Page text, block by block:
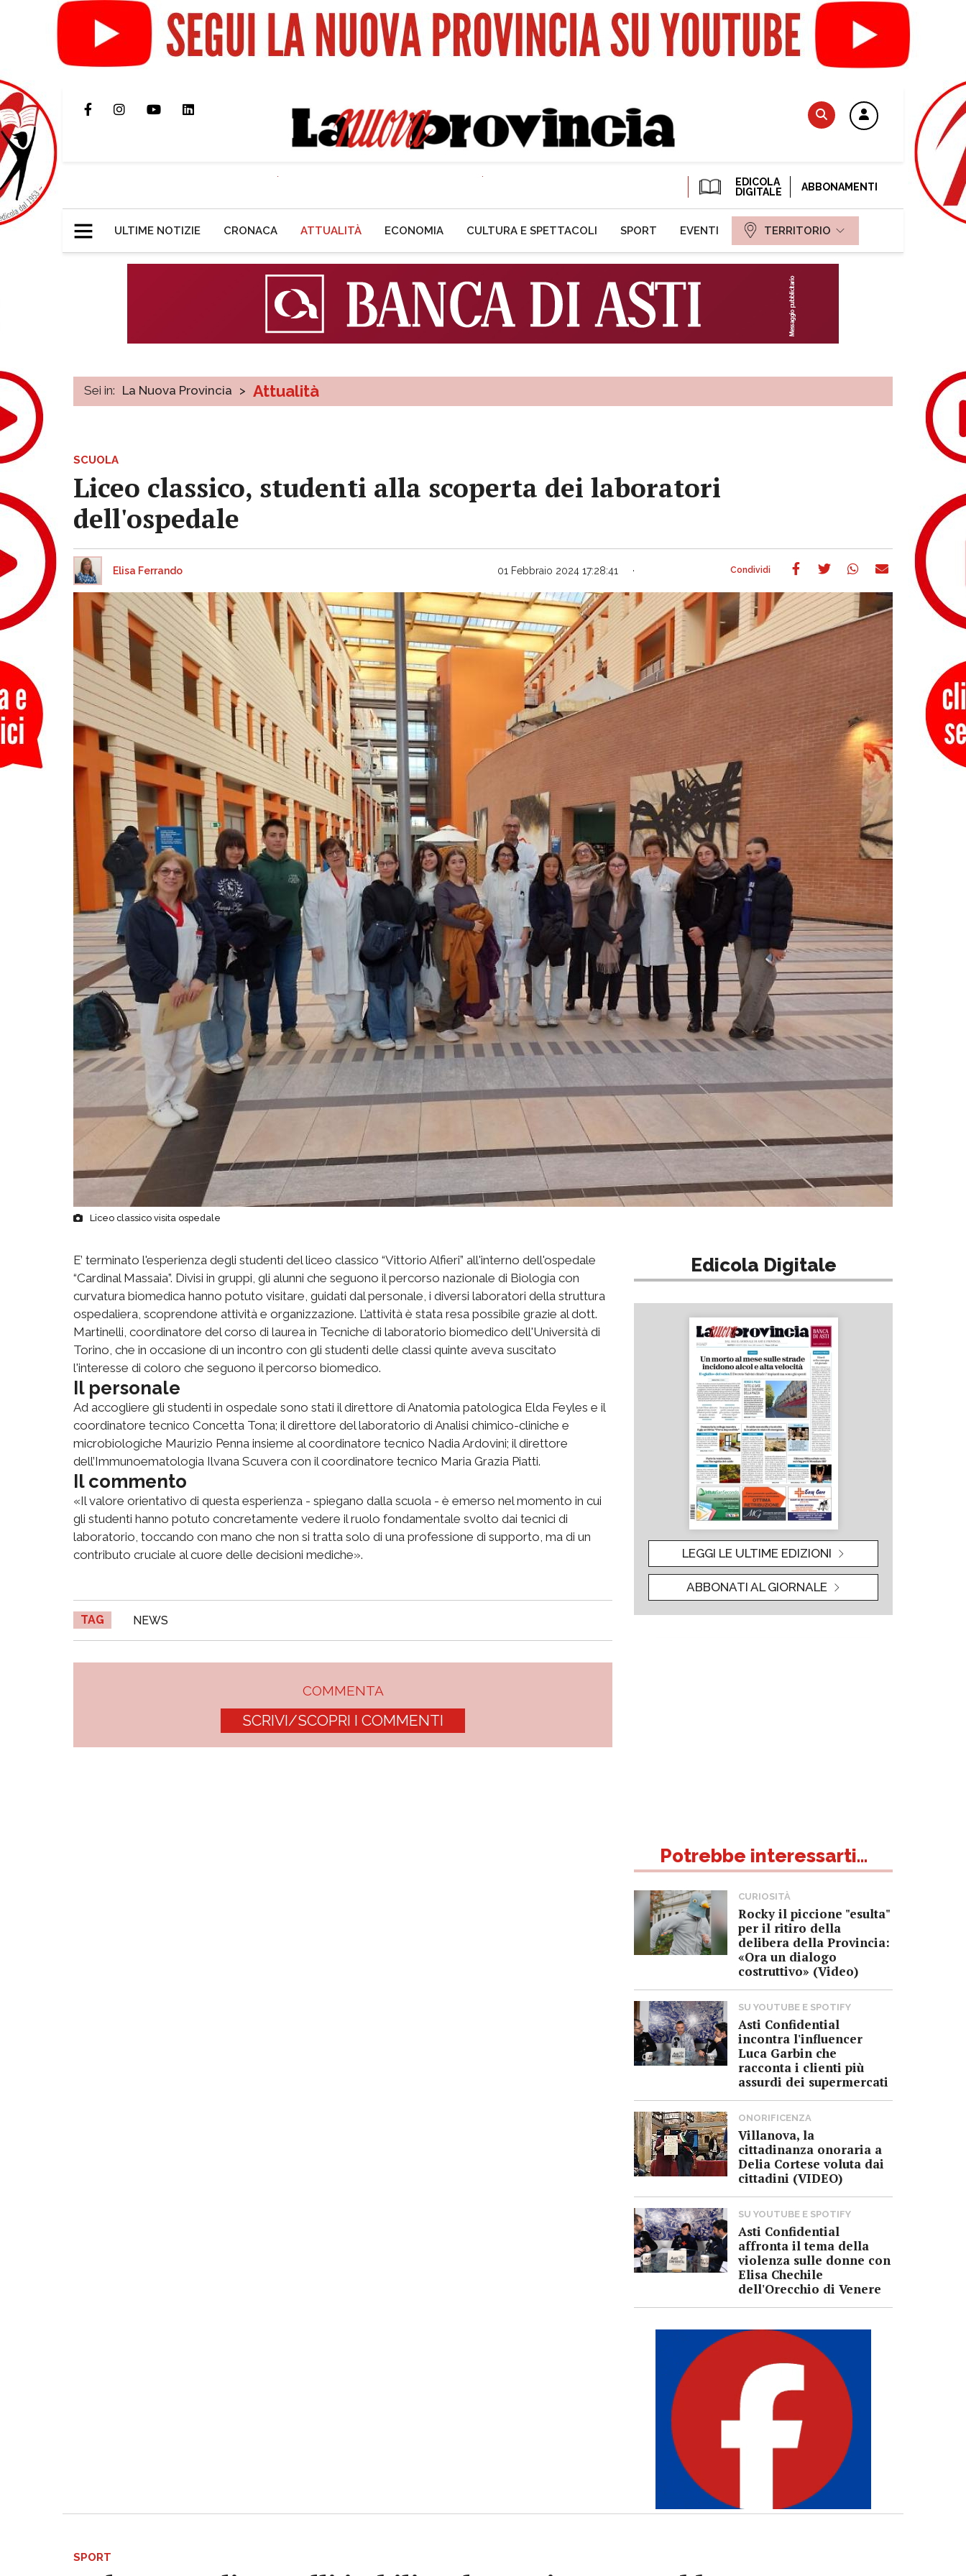
EDICOLA
DIGITALE
ABBONAMENTI
ULTIME NOTIZIE CRONACA ATTUALITÀ ECONOMIA CULTURA E SPETTACOLI SPORT EVENTI TERRITORIO
Sei in: La Nuova Provincia > Attualità
SCUOLA
Liceo classico, studenti alla scoperta dei laboratori
dell'ospedale
Elisa Ferrando 01 Febbraio 2024 17:28:41
Liceo classico visita ospedale
E’ terminato l'esperienza degli studenti del liceo classico “Vittorio Alfieri” all'interno dell'ospedale
“Cardinal Massaia”. Divisi in gruppi, gli alunni che seguono il percorso nazionale di Biologia con
curvatura biomedica hanno potuto visitare, guidati dal personale, i diversi laboratori della struttura
ospedaliera, scoprendone attività e organizzazione. L’attività è stata resa possibile grazie al dott.
Martinelli, coordinatore del corso di laurea in Tecniche di laboratorio biomedico dell'Università di
Torino, che in occasione di un incontro con gli studenti delle classi quinte aveva suscitato
l'interesse di coloro che seguono il percorso biomedico.
Il personale
Ad accogliere gli studenti in ospedale sono stati il direttore di Anatomia patologica Elda Feyles e il
coordinatore tecnico Concetta Tona; il direttore del laboratorio di Analisi chimico-cliniche e
microbiologiche Maurizio Penna insieme al coordinatore tecnico Nadia Ardovini; il direttore
dell’Immunoematologia Ilvana Scuvera con il coordinatore tecnico Maria Grazia Piatti.
Il commento
«Il valore orientativo di questa esperienza - spiegano dalla scuola - è emerso nel momento in cui
gli studenti hanno potuto concretamente vedere il ruolo fondamentale svolto dai tecnici di
laboratorio, toccando con mano che non si tratta solo di una professione di supporto, ma di un
contributo cruciale al cuore delle decisioni mediche».
TAG NEWS
COMMENTA
SCRIVI/SCOPRI I COMMENTI
Edicola Digitale
LEGGI LE ULTIME EDIZIONI
ABBONATI AL GIORNALE
Potrebbe interessarti...
CURIOSITÀ
Rocky il piccione "esulta"
per il ritiro della
delibera della Provincia:
«Ora un dialogo
costruttivo» (Video)
SU YOUTUBE E SPOTIFY
Asti Confidential
incontra l'influencer
Luca Garbin che
racconta i clienti più
assurdi dei supermercati
ONORIFICENZA
Villanova, la
cittadinanza onoraria a
Delia Cortese voluta dai
cittadini (VIDEO)
SU YOUTUBE E SPOTIFY
Asti Confidential
affronta il tema della
violenza sulle donne con
Elisa Chechile
dell'Orecchio di Venere
SPORT